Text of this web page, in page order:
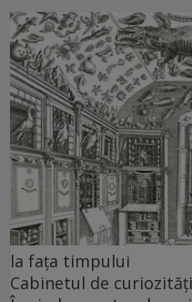
la faţa timpului
Cabinetul de